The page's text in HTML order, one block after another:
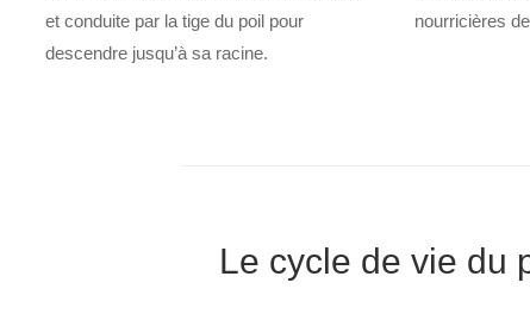
et conduite par la tige du poil pour
descendre jusqu’à sa racine.
nourricières
Le cycle de vie du